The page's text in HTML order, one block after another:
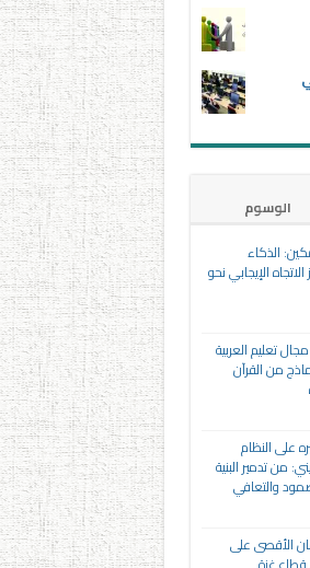
الوسوم
الذكاء
الإيجابي نحو
تعليم العربية
من القرآن
وتأثيره على النظام
من تدمير البنية
والتعافي
الأقصى على